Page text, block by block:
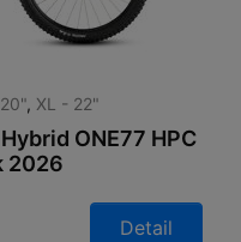
, XL - 22"
ONE77 HPC
2026
Detail